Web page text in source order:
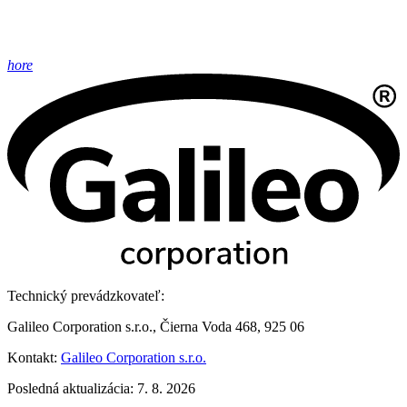
hore
Technický prevádzkovateľ:
Galileo Corporation s.r.o., Čierna Voda 468, 925 06
Kontakt: Galileo Corporation s.r.o.
Posledná aktualizácia: 7. 8. 2026